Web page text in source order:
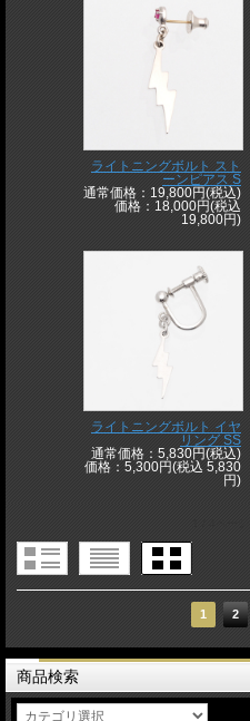
ライトニングボルト スト
ーンピアス S
通常価格：19,800円(税込)
価格：18,000円(税込
19,800円)
ライトニングボルト イヤ
リング SS
通常価格：5,830円(税込)
価格：5,300円(税込 5,830
円)
1 2
商品検索